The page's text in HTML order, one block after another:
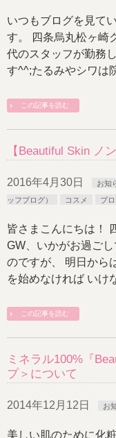
いつもブログを見て
す。 四条烏丸松ヶ崎
代のスタッフが勤務
す^^;たるみやシワは
この記事を読む
【Beautiful Skin ノ
2016年4月30日 お知
ッフブログ）
コスメ ブ
皆さまこんにちは！
GW、いかがお過ご
のですが、 明日から
を始めなければ いけ
この記事を読む
ミネラル100%『
プ＞について
2014年12月12日 お
美しい肌のために化